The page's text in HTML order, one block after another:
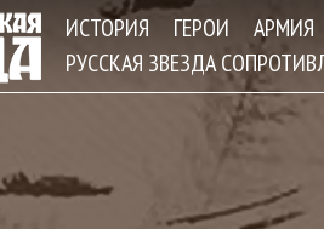
ИСТОРИЯ ГЕРОИ
АРМИЯ
РУССКАЯ ЗВЕЗДА